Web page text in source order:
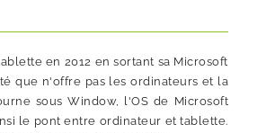
en 2012 en sortant sa Microsoft
que n'offre pas les ordinateurs et la
sous Window, l'OS de Microsoft
le pont entre ordinateur et tablette.